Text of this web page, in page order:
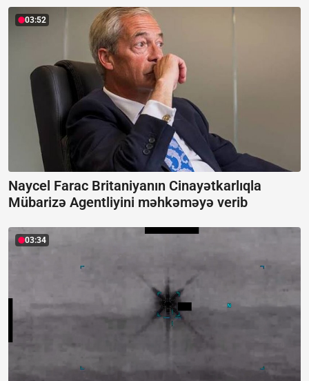
03:52
Naycel Farac Britaniyanın Cinayətkarlıqla
Mübarizə Agentliyini məhkəməyə verib
03:34